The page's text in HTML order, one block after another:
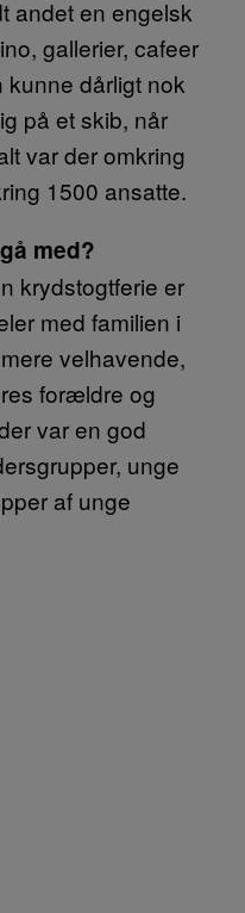
andet en engelsk
gallerier, cafeer
dårligt nok
på et skib, når
var der omkring
1500 ansatte.
med?
krydstogtferie er
med familien i
velhavende,
forældre og
var en god
unge
af unge